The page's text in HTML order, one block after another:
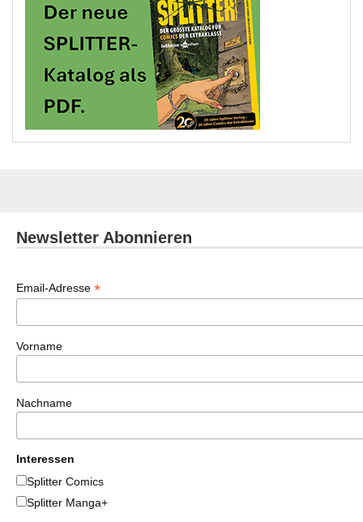
Newsletter Abonnieren
Email-Adresse *
Vorname
Nachname
Interessen
Splitter Comics
Splitter Manga+